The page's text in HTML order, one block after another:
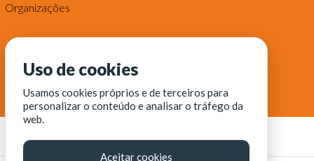
Organizações
Uso de cookies
Usamos cookies próprios e de terceiros para
personalizar o conteúdo e analisar o tráfego da
web.
Aceitar cookies